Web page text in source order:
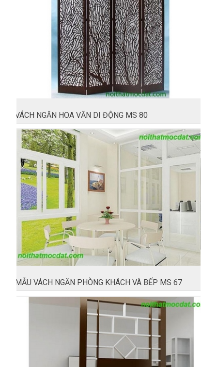
VÁCH NGĂN HOA VĂN DI ĐỘNG MS 80
MẪU VÁCH NGĂN PHÒNG KHÁCH VÀ BẾP MS 67